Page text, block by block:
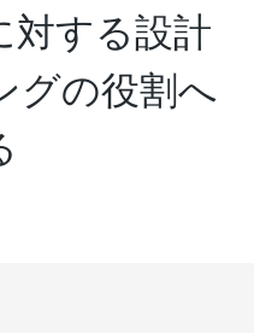
対する設計
グの役割へ